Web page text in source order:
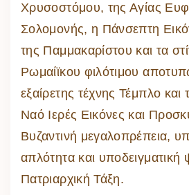
Χρυσοστόμου, της Αγίας
Σολομονής, η Πάνσεπτη
της Παμμακαρίστου και τα
Ρωμαίϊκου φιλότιμου
εξαίρετης τέχνης Τέμπλο και
Ναό Ιερές Εικόνες και
Βυζαντινή μεγαλοπρέπεια,
απλότητα και υποδειγματική
Πατριαρχική Τάξη.